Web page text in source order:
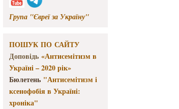
Група "Євреї за Україну"
ПОШУК ПО САЙТУ
Доповідь «Антисемітизм в
Україні – 2020 рік»
Бюлетень "Антисемітизм і
ксенофобія в Україні:
хроніка"